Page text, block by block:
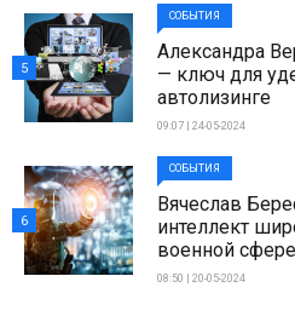
СОБЫТИЯ
Александра
— ключ для
автолизинге
09:07 | 24-05-2024
5
СОБЫТИЯ
Вячеслав
интеллект
военной сфере
08:50 | 20-05-2024
6